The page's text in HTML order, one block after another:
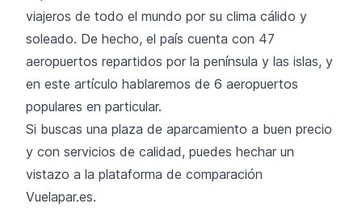
viajeros de todo el mundo por su clima cálido y
soleado. De hecho, el país cuenta con 47
aeropuertos repartidos por la península y las islas, y
en este artículo hablaremos de 6 aeropuertos
populares en particular.
Si buscas una plaza de aparcamiento a buen precio
y con servicios de calidad, puedes hechar un
vistazo a la plataforma de comparación
Vuelapar.es.